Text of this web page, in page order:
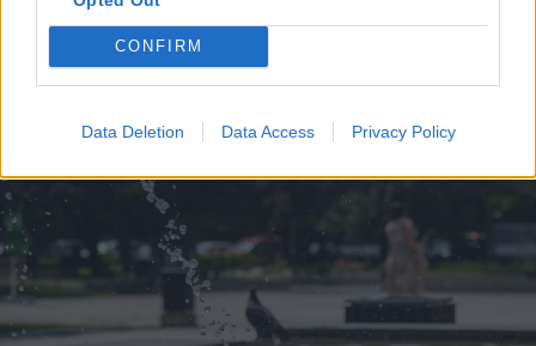
CONFIRM
Data Deletion Data Access Privacy Policy
Aratókalákával idézték fel a múltat
Csíkszentkirályon